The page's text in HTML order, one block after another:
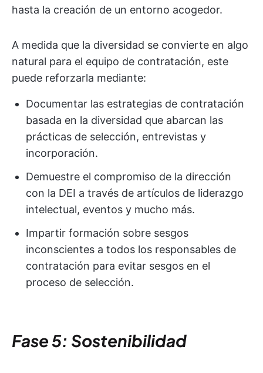
hasta la creación de un entorno acogedor.
A medida que la diversidad se convierte en algo
natural para el equipo de contratación, este
puede reforzarla mediante:
Documentar las estrategias de contratación
basada en la diversidad que abarcan las
prácticas de selección, entrevistas y
incorporación.
Demuestre el compromiso de la dirección
con la DEI a través de artículos de liderazgo
intelectual, eventos y mucho más.
Impartir formación sobre sesgos
inconscientes a todos los responsables de
contratación para evitar sesgos en el
proceso de selección.
Fase 5: Sostenibilidad